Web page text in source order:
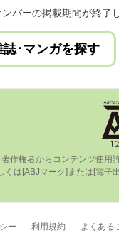
バーの掲載期間が終了
誌･マンガを探す
作権者からコンテンツ使
ー 利用規約 よくある